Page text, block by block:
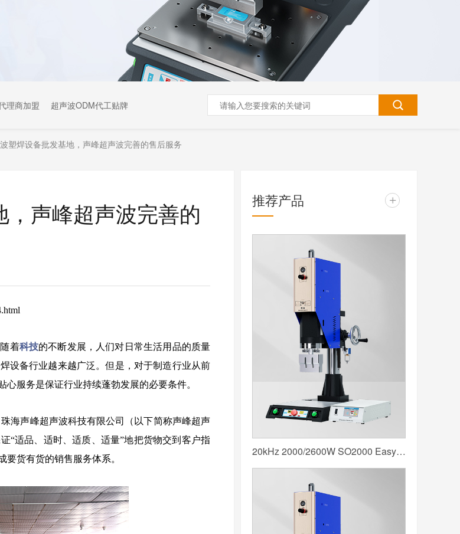
理商加盟 超声波ODM代工贴牌
塑焊设备批发基地，声峰超声波完善的售后服务
声峰超声波完善的
着科技的不断发展，人们对日常生活用品的质量
设备行业越来越广泛。但是，对于制造行业从前
服务是保证行业持续蓬勃发展的必要条件。
海声峰超声波科技有限公司（以下简称声峰超声
“适品、适时、适质、适量”地把货物交到客户指
货有货的销售服务体系。
推荐产品 +
20kHz 2000/2600W SO2000 Easy 声峰超声波焊接机 数字 圆立柱 蓝